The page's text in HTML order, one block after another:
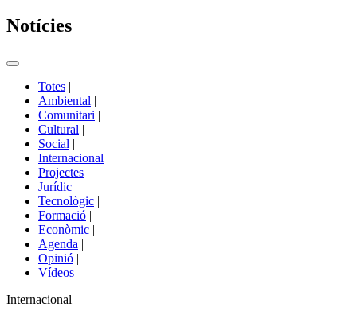
Notícies
Commutador
portals
Totes |
Ambiental |
Comunitari |
Cultural |
Social |
Internacional |
Projectes |
Jurídic |
Tecnològic |
Formació |
Econòmic |
Agenda |
Opinió |
Vídeos
Àmbit
Internacional